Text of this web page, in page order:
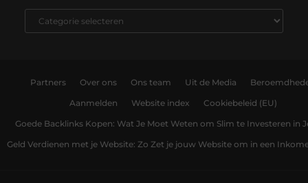
Partners Over ons Ons team Uit de Media
Aanmelden Website index Cookiebeleid (EU)
Goede Backlinks Kopen: Wat Je Moet Weten om Slim te Investeren in
Geld Verdienen met je Website: Zo Zet je jouw Website om in een